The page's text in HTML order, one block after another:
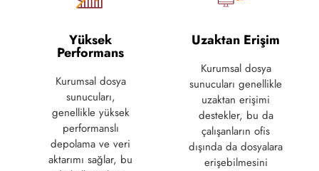
Yüksek
Performans
Kurumsal dosya
sunucuları,
genellikle yüksek
performanslı
depolama ve veri
aktarımı sağlar, bu
Uzaktan Erişim
Kurumsal dosya
sunucuları genellikle
uzaktan erişimi
destekler, bu da
çalışanların ofis
dışında da dosyalara
erişebilmesini